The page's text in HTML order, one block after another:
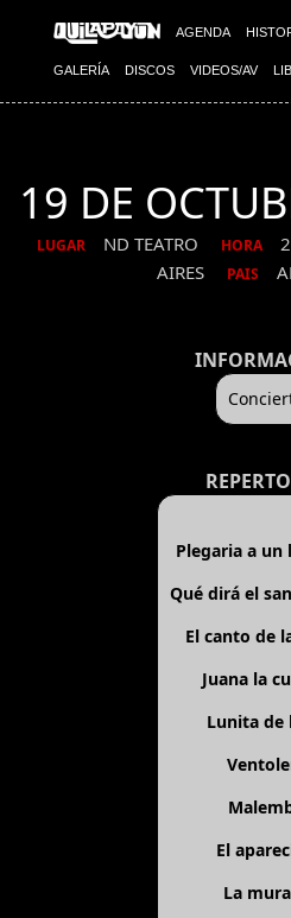
AGENDA
GALERÍA DISCOS VIDEOS/AV
19 DE
LUGAR ND TEATRO HORA
AIRES
PAIS
Plegaria a un
Qué dirá el
El canto de
Juana la
Lunita de
El
La